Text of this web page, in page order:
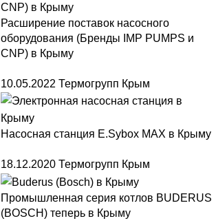
Расширение поставок насосного
оборудования (Бренды IMP PUMPS и
CNP) в Крыму
10.05.2022 Термогрупп Крым
Насосная станция E.Sybox MAX в Крыму
18.12.2020 Термогрупп Крым
Промышленная серия котлов BUDERUS
(BOSCH) теперь в Крыму